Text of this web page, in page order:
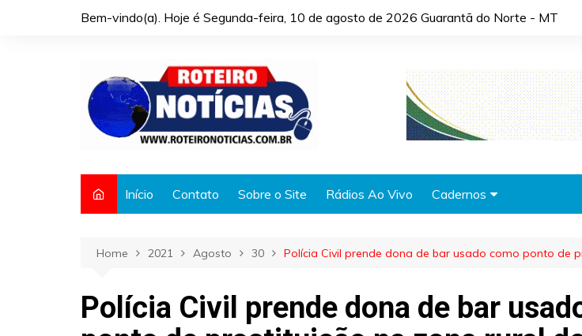
Bem-vindo(a). Hoje é Segunda-feira, 10 de agosto de 2026 Guarantã do Norte - MT
Início Contato Sobre o Site Rádios Ao Vivo Cadernos
Automóveis
Cidades
Home 2021 Agosto 30 Polícia Civil prende dona de bar usado como ponto de
Polícia Civil prende dona de bar